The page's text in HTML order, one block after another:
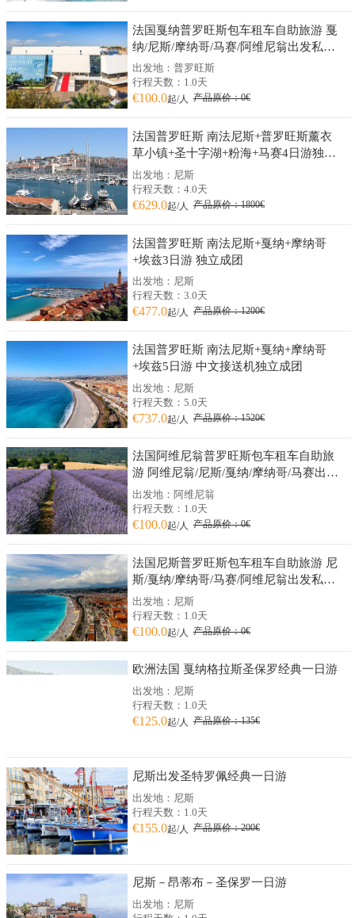
法国戛纳普罗旺斯包车租车自助旅游 戛
纳/尼斯/摩纳哥/马赛/阿维尼翁出发私人
订制
出发地：普罗旺斯
行程天数：1.0天
€100.0起/人 产品原价：0€
法国普罗旺斯 南法尼斯+普罗旺斯薰衣
草小镇+圣十字湖+粉海+马赛4日游独立
成团
出发地：尼斯
行程天数：4.0天
€629.0起/人 产品原价：1800€
法国普罗旺斯 南法尼斯+戛纳+摩纳哥
+埃兹3日游 独立成团
出发地：尼斯
行程天数：3.0天
€477.0起/人 产品原价：1200€
法国普罗旺斯 南法尼斯+戛纳+摩纳哥
+埃兹5日游 中文接送机独立成团
出发地：尼斯
行程天数：5.0天
€737.0起/人 产品原价：1520€
法国阿维尼翁普罗旺斯包车租车自助旅
游 阿维尼翁/尼斯/戛纳/摩纳哥/马赛出发
私人订制
出发地：阿维尼翁
行程天数：1.0天
€100.0起/人 产品原价：0€
法国尼斯普罗旺斯包车租车自助旅游 尼
斯/戛纳/摩纳哥/马赛/阿维尼翁出发私人
订制
出发地：尼斯
行程天数：1.0天
€100.0起/人 产品原价：0€
欧洲法国 戛纳格拉斯圣保罗经典一日游
出发地：尼斯
行程天数：1.0天
€125.0起/人 产品原价：135€
尼斯出发圣特罗佩经典一日游
出发地：尼斯
行程天数：1.0天
€155.0起/人 产品原价：200€
尼斯－昂蒂布－圣保罗一日游
出发地：尼斯